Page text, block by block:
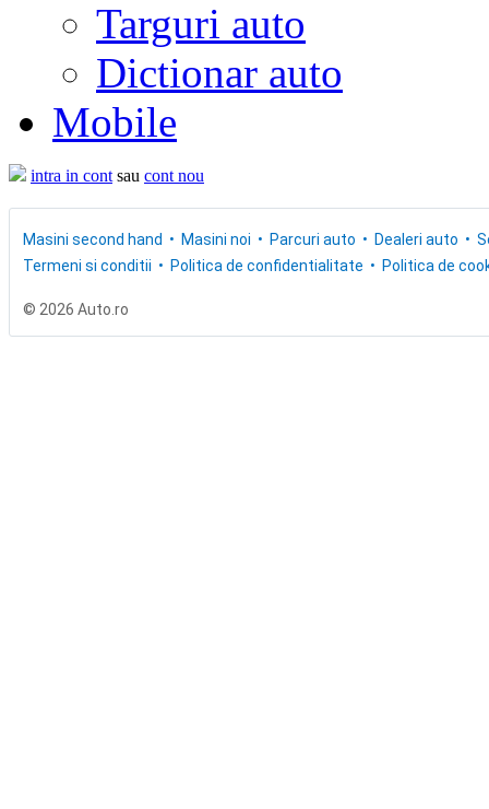
Targuri auto
Dictionar auto
Mobile
intra in cont sau cont nou
Masini second hand Masini noi Parcuri auto Dealeri auto
Termeni si conditii
Politica de confidentialitate Politica de
© 2026 Auto.ro